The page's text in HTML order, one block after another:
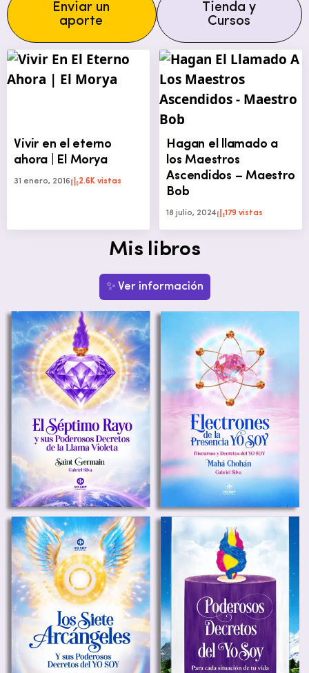
Enviar un
aporte
Tienda y
Cursos
Vivir en el eterno
ahora | El Morya
31 enero, 2016 2.6K vistas
Hagan el llamado a
los Maestros
Ascendidos – Maestro
Bob
18 julio, 2024 179 vistas
Mis libros
✨ Ver información